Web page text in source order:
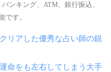
ンキング、ATM、銀行振込、
です。
リアした優秀な占い師の鋭
命をも左右してしまう大手